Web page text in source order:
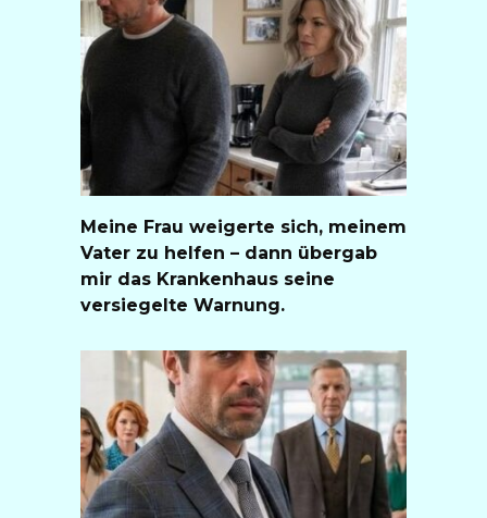
Meine Frau weigerte sich, meinem
Vater zu helfen – dann übergab
mir das Krankenhaus seine
versiegelte Warnung.